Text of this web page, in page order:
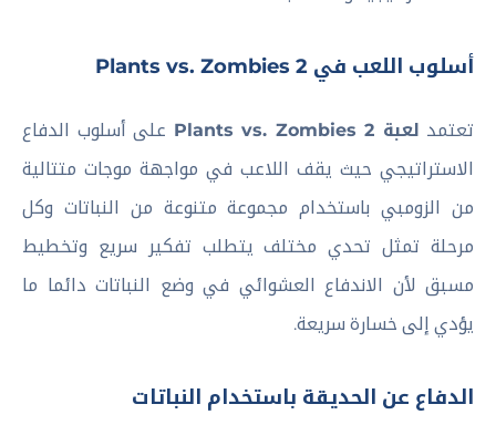
أسلوب اللعب في Plants vs. Zombies 2
تعتمد لعبة Plants vs. Zombies 2
على أسلوب الدفاع
الاستراتيجي حيث يقف اللاعب في مواجهة موجات متتالية
من الزومبي باستخدام مجموعة متنوعة من النباتات وكل
مرحلة تمثل تحدي مختلف يتطلب تفكير سريع وتخطيط
مسبق لأن الاندفاع العشوائي في وضع النباتات دائما ما
يؤدي إلى خسارة سريعة.
الدفاع عن الحديقة باستخدام النباتات